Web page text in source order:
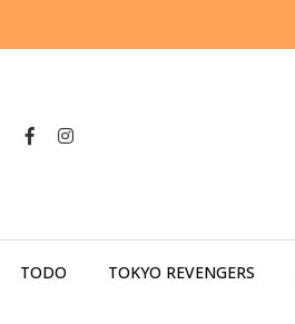
TODO TOKYO REVENGERS